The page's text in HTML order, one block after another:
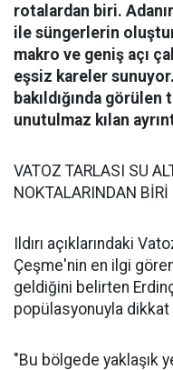
rotalardan biri.
ile süngerlerin
makro ve geniş açı
eşsiz kareler
bakıldığında
unutulmaz kılan
VATOZ TARLASI SU
NOKTALARINDAN BİRİ
Ildırı açıklarındaki
Çeşme'nin en ilgi
geldiğini belirten
popülasyonuyla
"Bu bölgede yaklaşık